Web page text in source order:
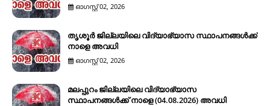
ഓഗസ്റ്റ് 02, 2026
തൃശൂർ ജില്ലയിലെ വിദ്യാഭ്യാസ സ്ഥാപനങ്ങൾക്ക്
നാളെ അവധി
ഓഗസ്റ്റ് 02, 2026
മലപ്പുറം ജില്ലയിലെ വിദ്യാഭ്യാസ
സ്ഥാപനങ്ങൾക്ക് നാളെ (04.08.2026) അവധി